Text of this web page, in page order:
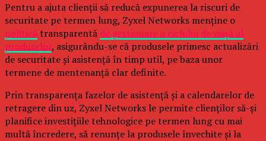
Pentru a ajuta clienții să reducă expunerea la riscuri de
securitate pe termen lung, Zyxel Networks menține o
politică transparentă de gestionare a ciclului de viață al
produselor, asigurându-se că produsele primesc actualizări
de securitate și asistență în timp util, pe baza unor
termene de mentenanță clar definite.
Prin transparența fazelor de asistență și a calendarelor de
retragere din uz, Zyxel Networks le permite clienților să-și
planifice investițiile tehnologice pe termen lung cu mai
multă încredere, să renunțe la produsele învechite și la